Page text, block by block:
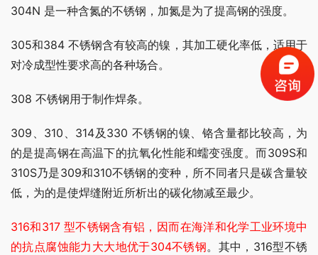
304N 是一种含氮的不锈钢，加氮是为了提高钢的强度。
305和384 不锈钢含有较高的镍，其加工硬化率低，适用于
对冷成型性要求高的各种场合。
308 不锈钢用于制作焊条。
309、310、314及330 不锈钢的镍、铬含量都比较高，为
的是提高钢在高温下的抗氧化性能和蠕变强度。而309S和
310S乃是309和310不锈钢的变种，所不同者只是碳含量较
低，为的是使焊缝附近所析出的碳化物减至最少。
316和317 型不锈钢含有铝，因而在海洋和化学工业环境中
的抗点腐蚀能力大大地优于304不锈钢。其中，316型不锈